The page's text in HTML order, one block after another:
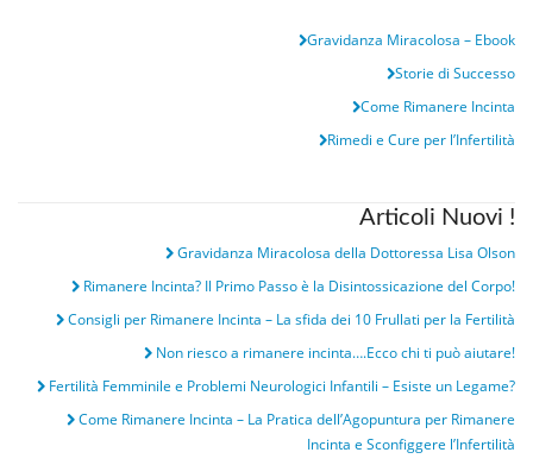
Gravidanza Miracolosa – Ebook
Storie di Successo
Come Rimanere Incinta
Rimedi e Cure per l’Infertilità
Articoli Nuovi !
Gravidanza Miracolosa della Dottoressa Lisa Olson
Rimanere Incinta? Il Primo Passo è la Disintossicazione del Corpo!
Consigli per Rimanere Incinta – La sfida dei 10 Frullati per la Fertilità
Non riesco a rimanere incinta….Ecco chi ti può aiutare!
Fertilità Femminile e Problemi Neurologici Infantili – Esiste un Legame?
Come Rimanere Incinta – La Pratica dell’Agopuntura per Rimanere
Incinta e Sconfiggere l’Infertilità